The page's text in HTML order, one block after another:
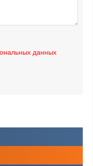
данных